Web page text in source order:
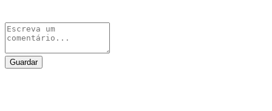
Guardar